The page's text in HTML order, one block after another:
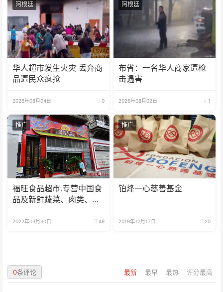
阿根廷
华人超市发生火灾 丢弃商
品遭民众疯抢
2026年08月04日 0
阿根廷
布省：一名华人商家遭枪
击遇害
2026年08月02日 1
推广
福旺食品超市.专营中国食
品及新鲜蔬菜、肉类、
2022年03月30日 49
推广
铂烽一心慈善基金
2019年12月17日 20
最新 最早 最热 评分最高
0条评论